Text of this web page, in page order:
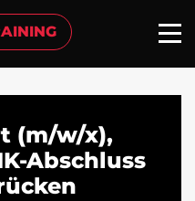
(m/w/x),
Abschluss